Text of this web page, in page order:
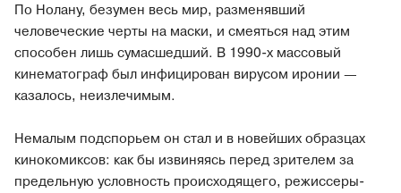
По Нолану, безумен весь мир, разменявший
человеческие черты на маски, и смеяться над этим
способен лишь сумасшедший. В 1990-х массовый
кинематограф был инфицирован вирусом иронии —
казалось, неизлечимым.
Немалым подспорьем он стал и в новейших образцах
кинокомиксов: как бы извиняясь перед зрителем за
предельную условность происходящего, режиссеры-